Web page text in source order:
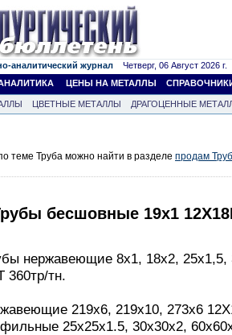
аналитический журнал Четверг, 06 Август 2026 г.
ЦЕНЫ НА МЕТАЛЛЫ
ЦВЕТНЫЕ МЕТАЛЛЫ
ДРАГОЦЕННЫЕ
теме Труба можно найти в разделе продам
бесшовные 19х1
нержавеющие 8х1, 18х2, 25х1,5,
360тр/тн.
219х6, 219х10, 273х6
25х25х1.5, 30х30х2,